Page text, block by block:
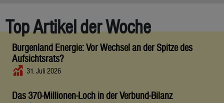
Top Artikel der Woche
Burgenland Energie: Vor Wechsel an der Spitze des
Aufsichtsrats?
31. Juli 2026
Das 370-Millionen-Loch in der Verbund-Bilanz